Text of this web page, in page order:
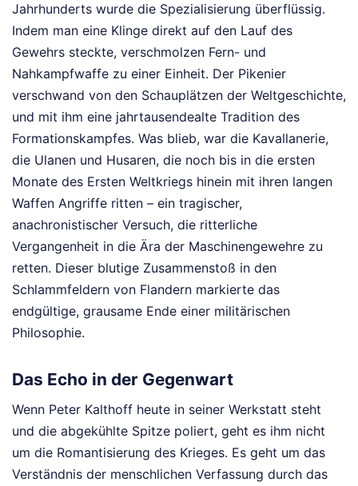
Jahrhunderts wurde die Spezialisierung überflüssig.
Indem man eine Klinge direkt auf den Lauf des
Gewehrs steckte, verschmolzen Fern- und
Nahkampfwaffe zu einer Einheit. Der Pikenier
verschwand von den Schauplätzen der Weltgeschichte,
und mit ihm eine jahrtausendealte Tradition des
Formationskampfes. Was blieb, war die Kavallanerie,
die Ulanen und Husaren, die noch bis in die ersten
Monate des Ersten Weltkriegs hinein mit ihren langen
Waffen Angriffe ritten – ein tragischer,
anachronistischer Versuch, die ritterliche
Vergangenheit in die Ära der Maschinengewehre zu
retten. Dieser blutige Zusammenstoß in den
Schlammfeldern von Flandern markierte das
endgültige, grausame Ende einer militärischen
Philosophie.
Das Echo in der Gegenwart
Wenn Peter Kalthoff heute in seiner Werkstatt steht
und die abgekühlte Spitze poliert, geht es ihm nicht
um die Romantisierung des Krieges. Es geht um das
Verständnis der menschlichen Verfassung durch das